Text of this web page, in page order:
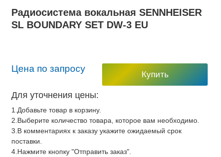
Радиосистема вокальная SENNHEISER
SL BOUNDARY SET DW-3 EU
Цена по запросу
Купить
Для уточнения цены:
1.Добавьте товар в корзину.
2.Выберите количество товара, которое вам необходимо.
3.В комментариях к заказу укажите ожидаемый срок
поставки.
4.Нажмите кнопку "Отправить заказ".